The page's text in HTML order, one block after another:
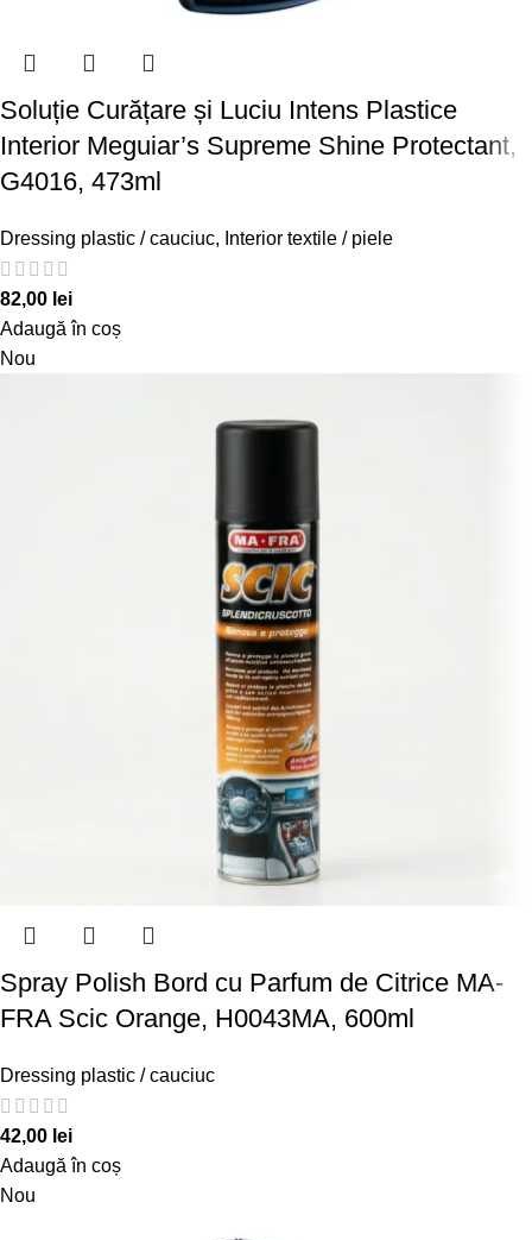
Soluție Curățare și Luciu Intens Plastice
Interior Meguiar’s Supreme Shine Protectant,
G4016, 473ml
Dressing plastic / cauciuc, Interior textile / piele
82,00 lei
Adaugă în coș
Nou
Spray Polish Bord cu Parfum de Citrice MA-
FRA Scic Orange, H0043MA, 600ml
Dressing plastic / cauciuc
42,00 lei
Adaugă în coș
Nou